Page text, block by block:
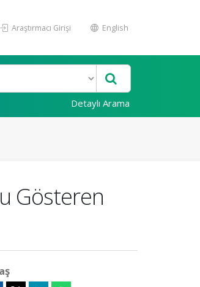
Araştırmacı Girişi English
Detaylı Arama
Gösteren